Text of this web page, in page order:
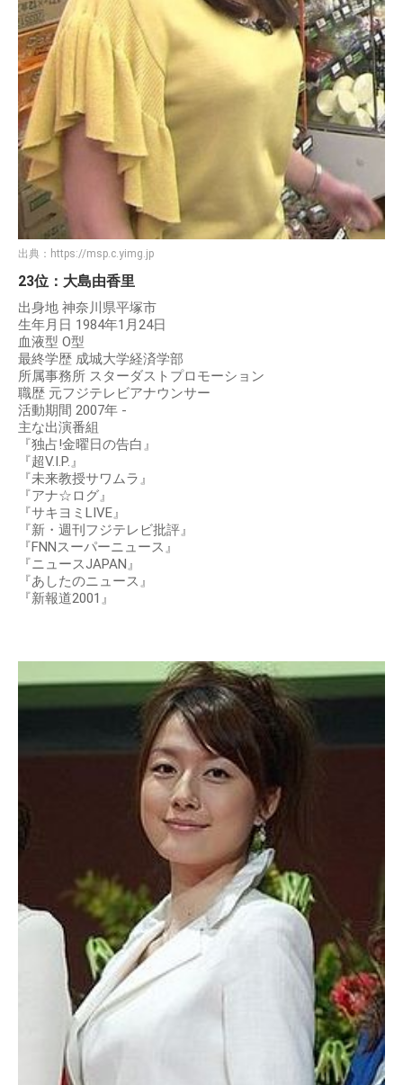
出典： https://msp.c.yimg.jp
23位：大島由香里
出身地 神奈川県平塚市
生年月日 1984年1月24日
血液型 O型
最終学歴 成城大学経済学部
所属事務所 スターダストプロモーション
職歴 元フジテレビアナウンサー
活動期間 2007年 -
主な出演番組
『独占!金曜日の告白』
『超V.I.P.』
『未来教授サワムラ』
『アナ☆ログ』
『サキヨミLIVE』
『新・週刊フジテレビ批評』
『FNNスーパーニュース』
『ニュースJAPAN』
『あしたのニュース』
『新報道2001』